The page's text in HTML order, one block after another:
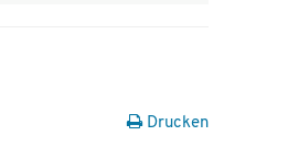
Drucken